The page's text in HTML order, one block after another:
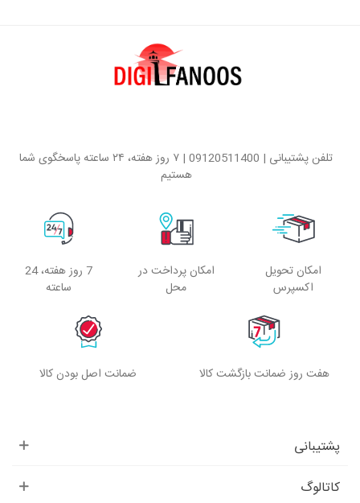
تلفن پشتیبانی | 09120511400 | ۷ روز هفته، ۲۴ ساعته پاسخگوی شما
هستیم
امکان تحویل
اکسپرس
امکان پرداخت در
محل
7 روز هفته، 24
ساعته
هفت روز ضمانت بازگشت کالا ضمانت اصل بودن کالا
پشتیبانی
کاتالوگ